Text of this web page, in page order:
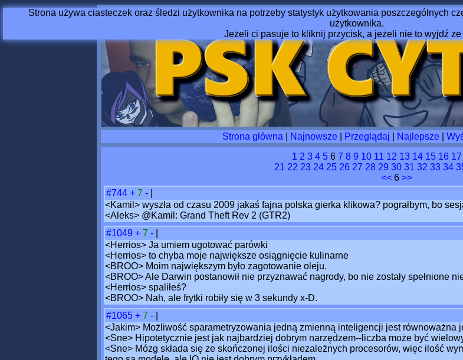
Strona używa ciasteczek oraz śledzi użytkownika na potrzeby statystyk użytkowania poszczególnych
użytkownika.
Jeżeli ci pasuje to kliknij przycisk, a jeżeli nie to wyjdź ze
Strona główna Najnowsze| Przeglądaj Najlepsze|
1 2 3 4 5 6 7 8 9 10 11 12 13 14 15 16 17
21 22 23 24 25 26 27 28 29 30 31 32 33 34
<<6 >>
#744 + 7 -
<Kamil> wyszła od czasu 2009 jakaś fajna polska gierka klikowa? pograłbym, bo
<Aleks> @Kamil: Grand Theft Rev 2 (GTR2)
#1049 + 7 -
<Herrios> Ja umiem ugotować parówki
<Herrios> to chyba moje największe osiągnięcie kulinarne
<BROO> Moim największym było zagotowanie oleju.
<BROO> Ale Darwin postanowił nie przyznawać nagrody, bo nie zostały spełnione
<Herrios> spaliłeś?
<BROO> Nah, ale frytki robiły się w 3 sekundy x-D.
#1065 + 7 -
<Jakim> Możliwość sparametryzowania jedną zmienną inteligencji jest równoważna
<Sne> Hipotetycznie jest jak najbardziej dobrym narzędzem--liczba może być
<Sne> Mózg składa się ze skończonej ilości niezależnych procesorów, więc ilość